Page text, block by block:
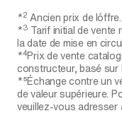
*2 Ancien prix de l´offre.
*3 Tarif initial de
la date de mise en
*4Prix de vente
constructeur, basé sur
*⁵Échange contre un
de valeur supérieure.
veuillez-vous adresser